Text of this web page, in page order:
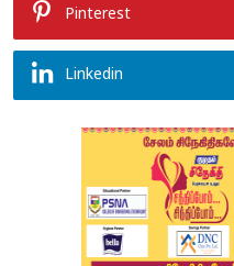
Pinterest
Linkedin